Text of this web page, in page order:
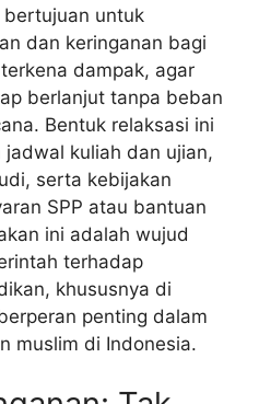
bertujuan untuk
dan keringanan bagi
dampak, agar
berlanjut tanpa beban
Bentuk relaksasi ini
kuliah dan ujian,
serta kebijakan
SPP atau bantuan
ini adalah wujud
terhadap
khususnya di
penting dalam
muslim di Indonesia.